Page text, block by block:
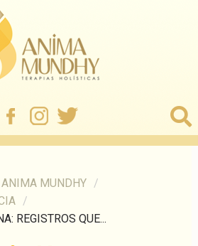
ANIMA MUNDHY /
/
REGISTROS QUE...